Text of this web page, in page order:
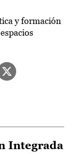
y formación
Integrada